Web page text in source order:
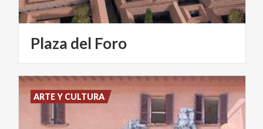
Plaza del Foro
ARTE Y CULTURA